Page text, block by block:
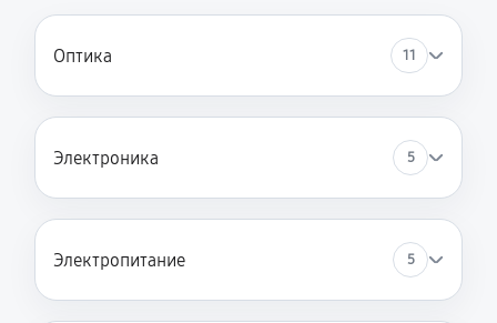
Оптика 11
Электроника 5
Электропитание 5